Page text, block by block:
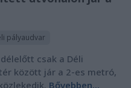
pályaudvar
csak a Déli
között jár a 2-es metró,
Bővebben...